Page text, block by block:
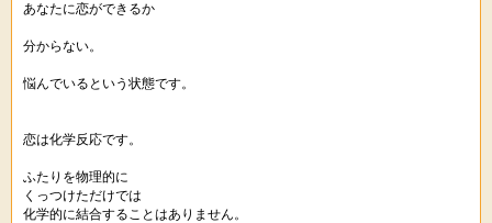
あなたに恋ができるか
分からない。
悩んでいるという状態です。
恋は化学反応です。
ふたりを物理的に
くっつけただけでは
化学的に結合することはありません。